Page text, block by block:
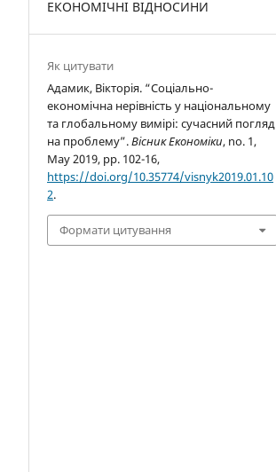
ЕКОНОМІЧНІ ВІДНОСИНИ
Як цитувати
Адамик, Вікторія. “Соціально-
економічна нерівність у національному
та глобальному вимірі: сучасний погляд
на проблему”.Вісник Економіки, no. 1,
May 2019, pp. 102-16,
https://doi.org/10.35774/visnyk2019.01.10
2.
Формати цитування